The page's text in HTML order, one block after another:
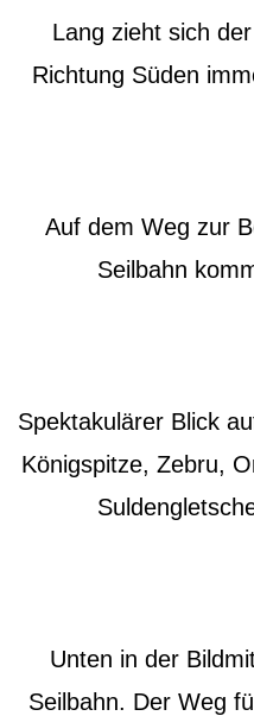
Lang zieht sich
Richtung Süden
Auf dem Weg zur
Seilbahn
Spektakulärer Blick
Königspitze, Zebru,
Unten in der
Seilbahn. Der Weg